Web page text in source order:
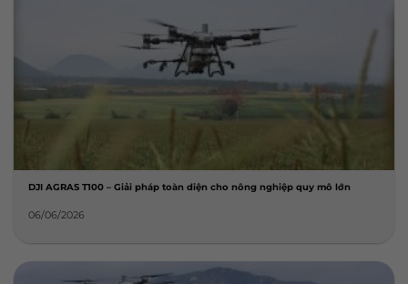
DJI AGRAS T100 – Giải pháp toàn diện cho nông nghiệp quy mô lớn
06/06/2026